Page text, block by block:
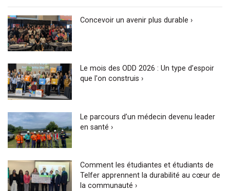
Concevoir un avenir plus durable ›
Le mois des ODD 2026 : Un type d’espoir
que l'on construis ›
Le parcours d’un médecin devenu leader
en santé ›
Comment les étudiantes et étudiants de
Telfer apprennent la durabilité au cœur de
la communauté ›